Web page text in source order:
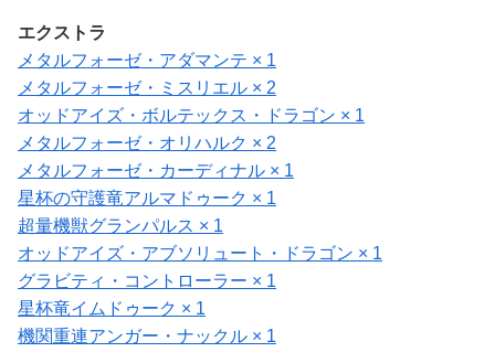
エクストラ
メタルフォーゼ・アダマンテ × 1
メタルフォーゼ・ミスリエル × 2
オッドアイズ・ボルテックス・ドラゴン × 1
メタルフォーゼ・オリハルク × 2
メタルフォーゼ・カーディナル × 1
星杯の守護竜アルマドゥーク × 1
超量機獣グランパルス × 1
オッドアイズ・アブソリュート・ドラゴン × 1
グラビティ・コントローラー × 1
星杯竜イムドゥーク × 1
機関重連アンガー・ナックル × 1